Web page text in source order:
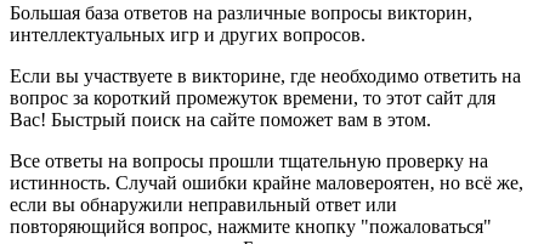
Большая база ответов на различные вопросы викторин,
интеллектуальных игр и других вопросов.
Если вы участвуете в викторине, где необходимо ответить на
вопрос за короткий промежуток времени, то этот сайт для
Вас! Быстрый поиск на сайте поможет вам в этом.
Все ответы на вопросы прошли тщательную проверку на
истинность. Случай ошибки крайне маловероятен, но всё же,
если вы обнаружили неправильный ответ или
повторяющийся вопрос, нажмите кнопку "пожаловаться"